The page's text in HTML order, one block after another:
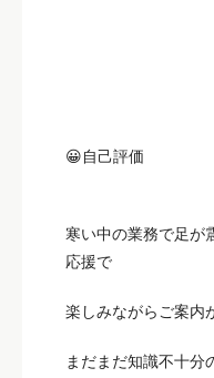
😀自己評価
寒い中の業務で足が
応援で
楽しみながらご案内
まだまだ知識不十分